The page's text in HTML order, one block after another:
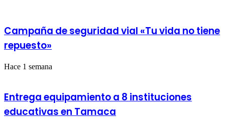
Campaña de seguridad vial «Tu vida no tiene
repuesto»
Hace 1 semana
Entrega equipamiento a 8 instituciones
educativas en Tamaca